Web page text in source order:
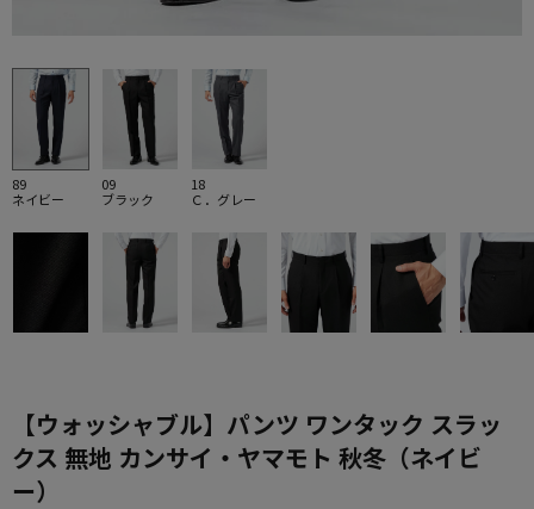
89
ネイビー
09
ブラック
18
Ｃ．グレー
【ウォッシャブル】パンツ ワンタック スラッ
クス 無地 カンサイ・ヤマモト 秋冬（ネイビ
ー）